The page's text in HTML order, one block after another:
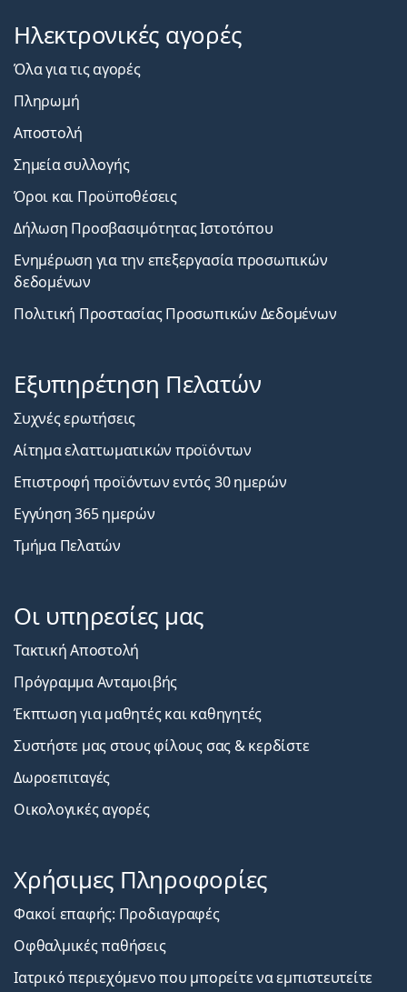
Ηλεκτρονικές αγορές
Όλα για τις αγορές
Πληρωμή
Αποστολή
Σημεία συλλογής
Όροι και Προϋποθέσεις
Δήλωση Προσβασιμότητας Ιστοτόπου
Ενημέρωση για την επεξεργασία προσωπικών
δεδομένων
Πολιτική Προστασίας Προσωπικών Δεδομένων
Εξυπηρέτηση Πελατών
Συχνές ερωτήσεις
Αίτημα ελαττωματικών προϊόντων
Επιστροφή προϊόντων εντός 30 ημερών
Εγγύηση 365 ημερών
Τμήμα Πελατών
Οι υπηρεσίες μας
Τακτική Αποστολή
Πρόγραμμα Ανταμοιβής
Έκπτωση για μαθητές και καθηγητές
Συστήστε μας στους φίλους σας & κερδίστε
Δωροεπιταγές
Οικολογικές αγορές
Χρήσιμες Πληροφορίες
Φακοί επαφής: Προδιαγραφές
Οφθαλμικές παθήσεις
Ιατρικό περιεχόμενο που μπορείτε να εμπιστευτείτε